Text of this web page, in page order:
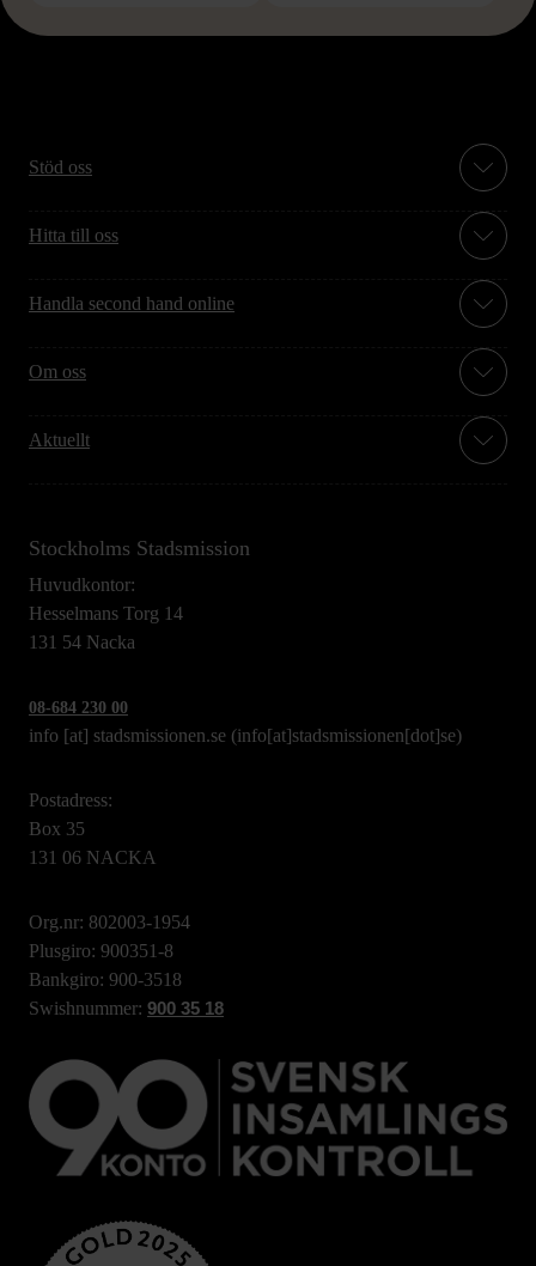
Stöd oss
Hitta till oss
Handla second hand online
Om oss
Aktuellt
Stockholms Stadsmission
Huvudkontor:
Hesselmans Torg 14
131 54 Nacka
08-684 230 00
info [at] stadsmissionen.se (info[at]stadsmissionen[dot]se)
Postadress:
Box 35
131 06 NACKA
Org.nr: 802003-1954
Plusgiro: 900351-8
Bankgiro: 900-3518
Swishnummer: 900 35 18